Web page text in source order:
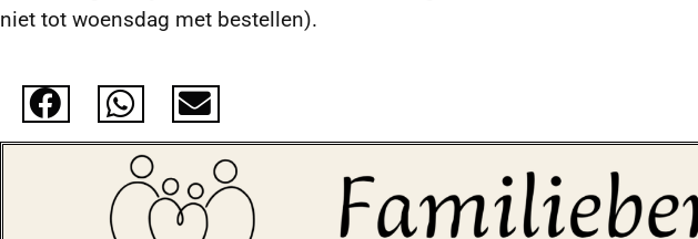
niet tot woensdag met bestellen).